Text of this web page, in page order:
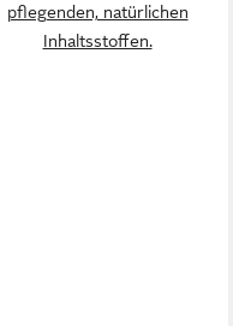
pflegenden, natürlichen
Inhaltsstoffen.